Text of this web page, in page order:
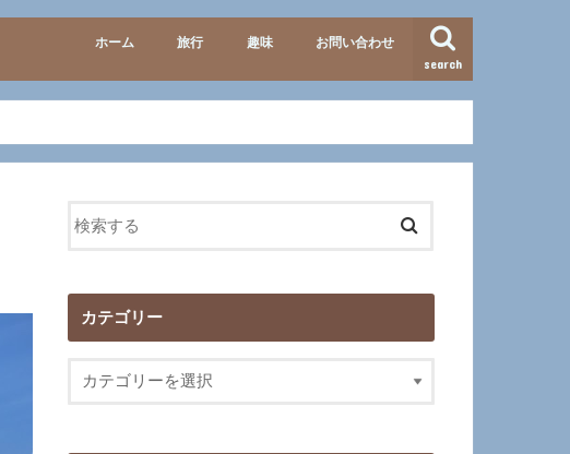
search
ホーム 旅行
準備・便利グッズ
テーマパーク
北海道
九州
イタリア
趣味
歴史
映画･ドラマ
お問い合わせ
カテゴリー